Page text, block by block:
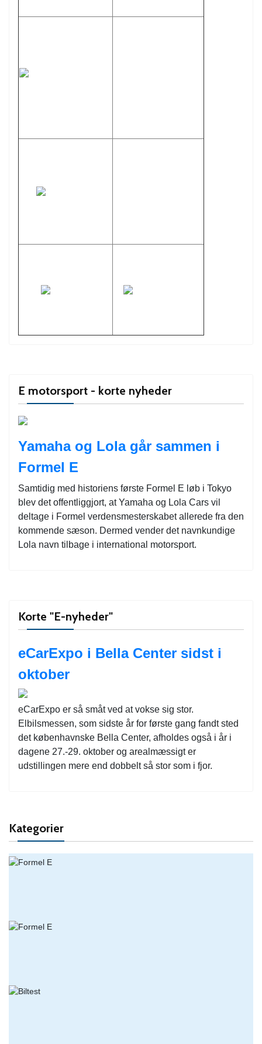
E motorsport - korte nyheder
Yamaha og Lola går sammen i
Formel E
Samtidig med historiens første Formel E løb i Tokyo
blev det offentliggjort, at Yamaha og Lola Cars vil
deltage i Formel verdensmesterskabet allerede fra den
kommende sæson. Dermed vender det navnkundige
Lola navn tilbage i international motorsport.
Korte "E-nyheder"
eCarExpo i Bella Center sidst i
oktober
eCarExpo er så småt ved at vokse sig stor.
Elbilsmessen, som sidste år for første gang fandt sted
det københavnske Bella Center, afholdes også i år i
dagene 27.-29. oktober og arealmæssigt er
udstillingen mere end dobbelt så stor som i fjor.
Kategorier